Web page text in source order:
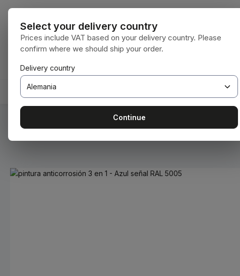
al contenido principal
Saltar a la búsqueda
Saltar a la navegación principal
INICIO
Estás aquí:
Omitir galería de imágenes
Select your delivery country
Prices include VAT based on your delivery country. Please
confirm where we should ship your order.
Delivery country
Continue